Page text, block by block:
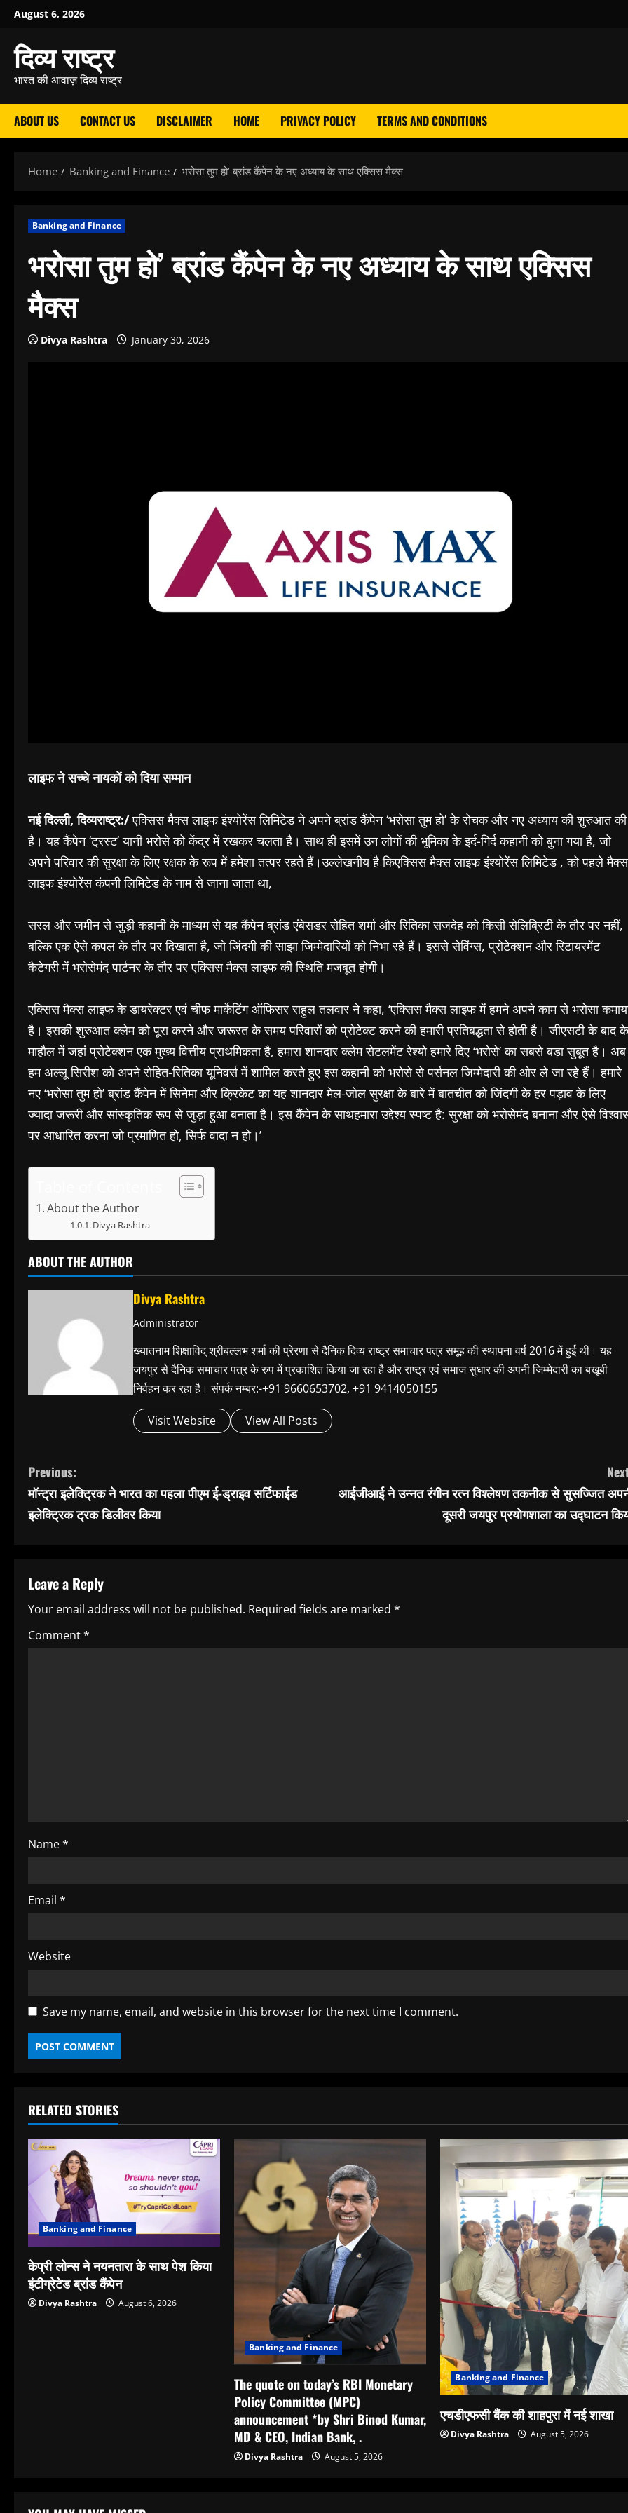
Skip
content
August 6, 2026
दिव्य राष्ट्र
भारत की आवाज़ दिव्य राष्ट्र
ABOUT US CONTACT US DISCLAIMER HOME PRIVACY POLICY TERMS AND CONDITIONS
Home Banking and Finance भरोसा तुम हो’ ब्रांड कैंपेन के नए अध्याय के साथ एक्सिस मैक्स
Banking and Finance
भरोसा तुम हो’ ब्रांड कैंपेन के नए अध्याय के साथ एक्सिस
मैक्स
Divya Rashtra January 30, 2026
लाइफ ने सच्चे नायकों को दिया सम्मान
नई दिल्ली, दिव्यराष्ट्र:/एक्सिस मैक्स लाइफ इंश्योरेंस लिमिटेड ने अपने ब्रांड कैंपेन ‘भरोसा तुम हो’ के रोचक और नए अध्याय की शुरुआत की
है। यह कैंपेन ‘ट्रस्ट’ यानी भरोसे को केंद्र में रखकर चलता है। साथ ही इसमें उन लोगों की भूमिका के इर्द-गिर्द कहानी को बुना गया है, जो
अपने परिवार की सुरक्षा के लिए रक्षक के रूप में हमेशा तत्पर रहते हैं।उल्लेखनीय है किएक्सिस मैक्स लाइफ इंश्योरेंस लिमिटेड , को पहले मैक्स
लाइफ इंश्योरेंस कंपनी लिमिटेड के नाम से जाना जाता था,
सरल और जमीन से जुड़ी कहानी के माध्यम से यह कैंपेन ब्रांड एंबेसडर रोहित शर्मा और रितिका सजदेह को किसी सेलिब्रिटी के तौर पर नहीं,
बल्कि एक ऐसे कपल के तौर पर दिखाता है, जो जिंदगी की साझा जिम्मेदारियों को निभा रहे हैं। इससे सेविंग्स, प्रोटेक्शन और रिटायरमेंट
कैटेगरी में भरोसेमंद पार्टनर के तौर पर एक्सिस मैक्स लाइफ की स्थिति मजबूत होगी।
एक्सिस मैक्स लाइफ के डायरेक्टर एवं चीफ मार्केटिंग ऑफिसर राहुल तलवार ने कहा, ‘एक्सिस मैक्स लाइफ में हमने अपने काम से भरोसा
है। इसकी शुरुआत क्लेम को पूरा करने और जरूरत के समय परिवारों को प्रोटेक्ट करने की हमारी प्रतिबद्धता से होती है। जीएसटी के बाद के
माहौल में जहां प्रोटेक्शन एक मुख्य वित्तीय प्राथमिकता है, हमारा शानदार क्लेम सेटलमेंट रेश्यो हमारे दिए ‘भरोसे’ का सबसे बड़ा सुबूत है। अब
हम अल्लू सिरीश को अपने रोहित-रितिका यूनिवर्स में शामिल करते हुए इस कहानी को भरोसे से पर्सनल जिम्मेदारी की ओर ले जा रहे हैं। हमारे
नए ‘भरोसा तुम हो’ ब्रांड कैंपेन में सिनेमा और क्रिकेट का यह शानदार मेल-जोल सुरक्षा के बारे में बातचीत को जिंदगी के हर पड़ाव के लिए
ज्यादा जरूरी और सांस्कृतिक रूप से जुड़ा हुआ बनाता है। इस कैंपेन के साथहमारा उद्देश्य स्पष्ट है: सुरक्षा को भरोसेमंद बनाना और ऐसे
पर आधारित करना जो प्रमाणित हो, सिर्फ वादा न हो।’
About the Author
Divya Rashtra
ABOUT THE AUTHOR
Divya Rashtra
Administrator
ख्यातनाम शिक्षाविद् श्रीबल्लभ शर्मा की प्रेरणा से दैनिक दिव्य राष्ट्र समाचार पत्र समूह की स्थापना वर्ष 2016 में हुई थी। यह
जयपुर से दैनिक समाचार पत्र के रुप में प्रकाशित किया जा रहा है और राष्ट्र एवं समाज सुधार की अपनी जिम्मेदारी का बखूबी
निर्वहन कर रहा है। संपर्क नम्बर:-+91 9660653702, +91 9414050155
Visit Website View All Posts
C
o
i
n
u
i
n
g
Previous:
मॉन्ट्रा इलेक्ट्रिक ने भारत का पहला पीएम ई-ड्राइव सर्टिफाईड
इलेक्ट्रिक ट्रक डिलीवर किया
आईजीआई ने उन्नत रंगीन रत्न विश्लेषण तकनीक से सुसज्जित
दूसरी जयपुर प्रयोगशाला का उद्घाटन
Leave a Reply
Your email address will not be published. Required fields are marked *
Comment*
Name*
Email *
Website
Save my name, email, and website in this browser for the next time I comment.
RELATED STORIES
Banking and Finance
केप्री लोन्स ने नयनतारा के साथ पेश किया
इंटीग्रेटेड ब्रांड कैंपेन
Divya Rashtra August 6, 2026
Banking and Finance
The quote on today’s RBI Monetary
Policy Committee (MPC)
announcement *by Shri Binod Kumar,
MD & CEO, Indian Bank, .
Divya Rashtra August 5, 2026
Banking and Finance
एचडीएफसी बैंक की शाहपुरा में नई शाखा
Divya Rashtra August 5, 2026